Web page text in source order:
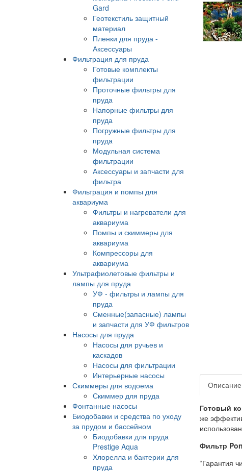
Gard
Геотекстиль защитный
материал
Пленки для пруда -
Аксессуары
Фильтрация для пруда
Готовые комплекты
фильтрации
Проточные фильтры для
пруда
Напорные фильтры для
пруда
Погружные фильтры для
пруда
Модульная система
фильтрации
Аксессуары и запчасти для
фильтра
Фильтрация и помпы для
аквариума
Фильтры и нагреватели для
аквариума
Помпы и скиммеры для
аквариума
Компрессоры для
аквариума
Ультрафиолетовые фильтры и
лампы для пруда
УФ - фильтры и лампы для
пруда
Сменные(запасные) лампы
и запчасти для УФ фильтров
Насосы для пруда
Насосы для ручьев и
каскадов
Насосы для фильтрации
Интерьерные насосы
Скиммеры для водоема
Скиммер для пруда
Фонтанные насосы
Биодобавки и средства по уходу
за прудом и бассейном
Биодобавки для пруда
Prestige Aqua
Хлорелла и бактерии для
пруда
Описание
Готовый
же
Фильтр
*Гарантия